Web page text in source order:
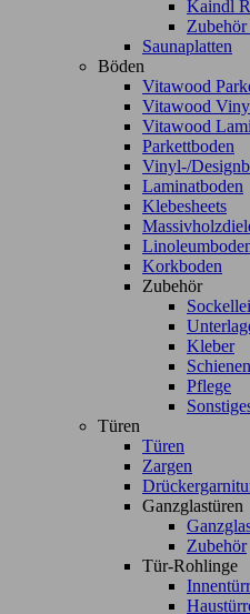
Kaindl
Saunaplatten
Böden
Vitawood
Vitawood
Vitawood
Parkettboden
Vinyl-/
Laminatboden
Klebesheets
Korkboden
Zubehör
Kleber
Schienen
Pflege
Türen
Türen
Zargen
Ganzglastüren
Zubehör
Tür-Rohlinge